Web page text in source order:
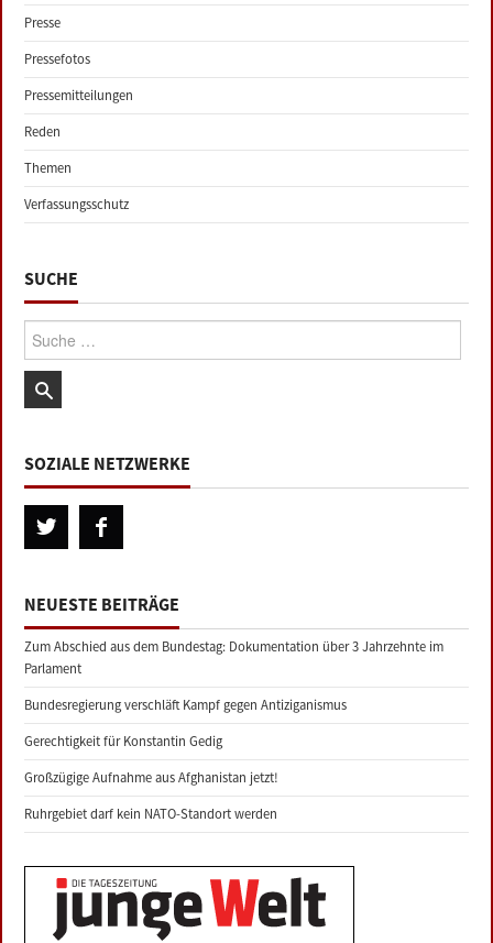
Presse
Pressefotos
Pressemitteilungen
Reden
Themen
Verfassungsschutz
SUCHE
Suche:
SOZIALE NETZWERKE
NEUESTE BEITRÄGE
Zum Abschied aus dem Bundestag: Dokumentation über 3 Jahrzehnte im
Parlament
Bundesregierung verschläft Kampf gegen Antiziganismus
Gerechtigkeit für Konstantin Gedig
Großzügige Aufnahme aus Afghanistan jetzt!
Ruhrgebiet darf kein NATO-Standort werden